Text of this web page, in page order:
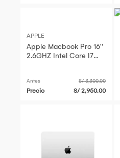
APPLE
Apple Macbook Pro 16''
2.6GHZ Intel Core I7
Antes S/ 3,300.00
Precio S/ 2,950.00